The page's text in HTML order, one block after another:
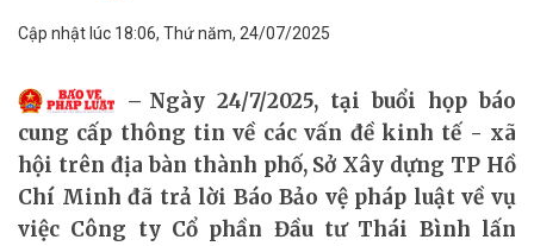
Cập nhật lúc 18:06, Thứ năm, 24/07/2025
Ngày 24/7/2025, tại buổi họp báo
cung cấp thông tin về các vấn đề kinh tế - xã
hội trên địa bàn thành phố, Sở Xây dựng TP Hồ
Chí Minh đã trả lời Báo Bảo vệ pháp luật về vụ
việc Công ty Cổ phần Đầu tư Thái Bình lấn